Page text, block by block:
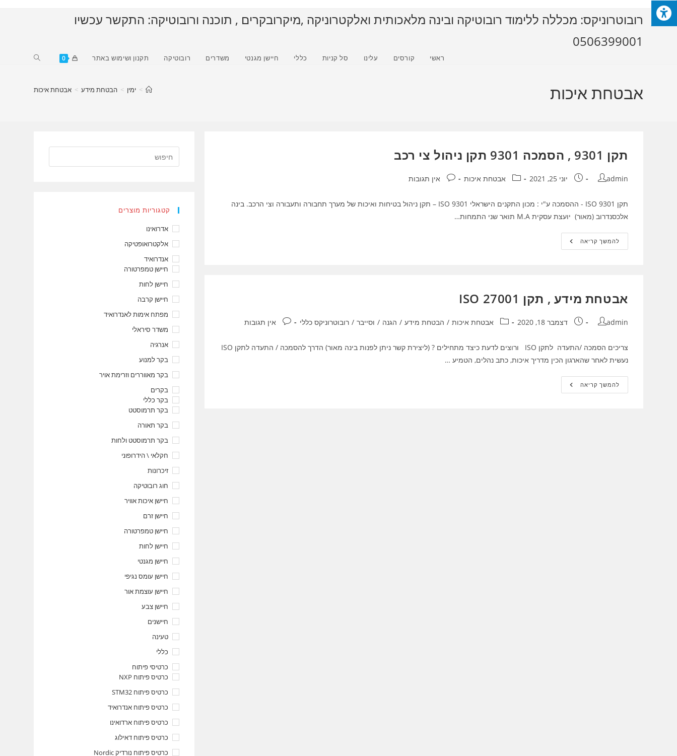
Skip
to
רובוטרוניקס: מכללה ללימוד רובוטיקה ובינה מלאכותית ואלקטרוניקה ,מיקרובקרים , תוכנה ורובוטיקה: התקשר עכשיו
0506399001
ראשי קורסים עלינו סל קניות כללי חיישן מגנטי משדרים רובוטיקה תקנון ושימוש באתר 0
Toggle
אבטחת איכות > ימין > הבטחת מידע > אבטחת איכות
תקן 9301 , הסמכה 9301 תקן ניהול צי רכב
מחבר:
admin פורסם:יוני 25, 2021 קטגוריה:אבטחת איכות תגובות:אין תגובות
תקן 9301 ISO - ההסמכה ע"י : מכון התקנים הישראלי ISO 9301 – תקן ניהול בטיחות ואיכות של מערך תחבורה ותעבורה וצי הרכב. בינה
אלכסנדרוב (מאור) יועצת עסקית M.A תואר שני התמחות…
להמשך קריאהתקן
9301
רכב
אבטחת מידע , תקן 27001 ISO
מחבר:
admin פורסם:דצמבר 18, 2020 קטגוריה:אבטחת איכות / הבטחת מידע / הגנה / וסייבר / רובוטרוניקס כללי תגובות:אין תגובות
צריכים הסמכה /התעדה לתקן ISO ורוצים לדעת כיצד מתחילים ? (ליצירת קשר ניתן לפנות בינה מאור) הדרך להסמכה / התעדה לתקן ISO
נעשית לאחר שהארגון הכין מדריך איכות, כתב נהלים, הטמיע …
להמשך קריאהאבטחת
מידע
קטגוריות מוצרים
אדרואינו
אלקטרואופטיקה
אנדרואיד
חיישן טמפרטורה
חיישן לחות
חיישן קרבה
מפתח אימות לאנדרואיד
משדר סיראלי
אנרגיה
בקר למנוע
בקר מאווררים וזרימת אויר
בקרים
בקר כללי
בקר תרמוסטט
בקר תאורה
בקר תרמוסטט ולחות
חקלאי \ הידרופוני
זיכרונות
חוג רובוטיקה
חיישן איכות אוויר
חיישן זרם
חיישן טמפרטורה
חיישן לחות
חיישן מגנטי
חיישן עומס נגיפי
חיישן עוצמת אור
חיישן צבע
חיישנים
טעינה
כללי
כרטיסי פיתוח
כרטיס פיתוח NXP
כרטיס פיתוח STM32
כרטיס פיתוח אנדרואיד
כרטיס פיתוח ארדואינו
כרטיס פיתוח דאילוג
כרטיס פיתוח נורדיק Nordic